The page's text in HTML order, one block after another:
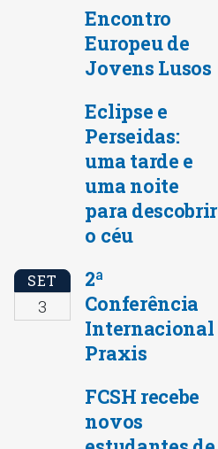
Encontro
Europeu de
Jovens Lusos
Eclipse e
Perseidas:
uma tarde e
uma noite
para descobrir
o céu
SET
3
2ª
Conferência
Internacional
Praxis
FCSH recebe
novos